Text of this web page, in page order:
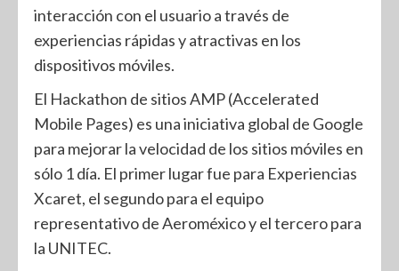
interacción con el usuario a través de
experiencias rápidas y atractivas en los
dispositivos móviles.
El Hackathon de sitios AMP (Accelerated
Mobile Pages) es una iniciativa global de Google
para mejorar la velocidad de los sitios móviles en
sólo 1 día. El primer lugar fue para Experiencias
Xcaret, el segundo para el equipo
representativo de Aeroméxico y el tercero para
la UNITEC.